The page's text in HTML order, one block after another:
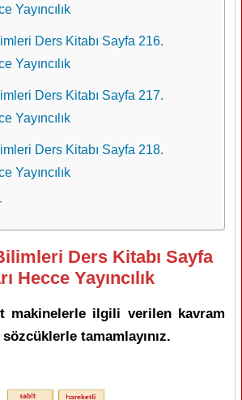
Yayıncılık
Ders Kitabı Sayfa 216.
Yayıncılık
Ders Kitabı Sayfa 217.
Yayıncılık
Ders Kitabı Sayfa 218.
Yayıncılık
Ders Kitabı Sayfa
Hecce Yayıncılık
makinelerle ilgili verilen kavram
tamamlayınız.